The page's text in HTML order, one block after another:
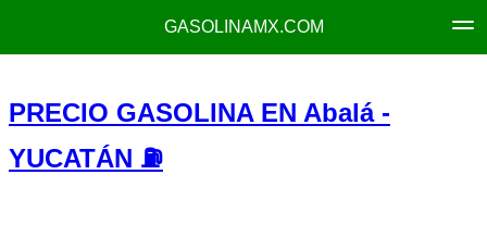
GASOLINAMX.COM
PRECIO GASOLINA EN Abalá -
YUCATÁN ⛽